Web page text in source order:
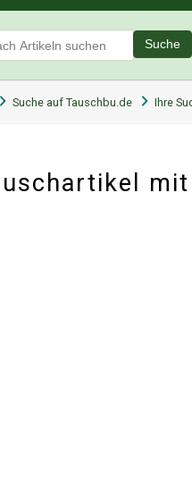
Suche
Suche auf Tauschbu.de Ihre